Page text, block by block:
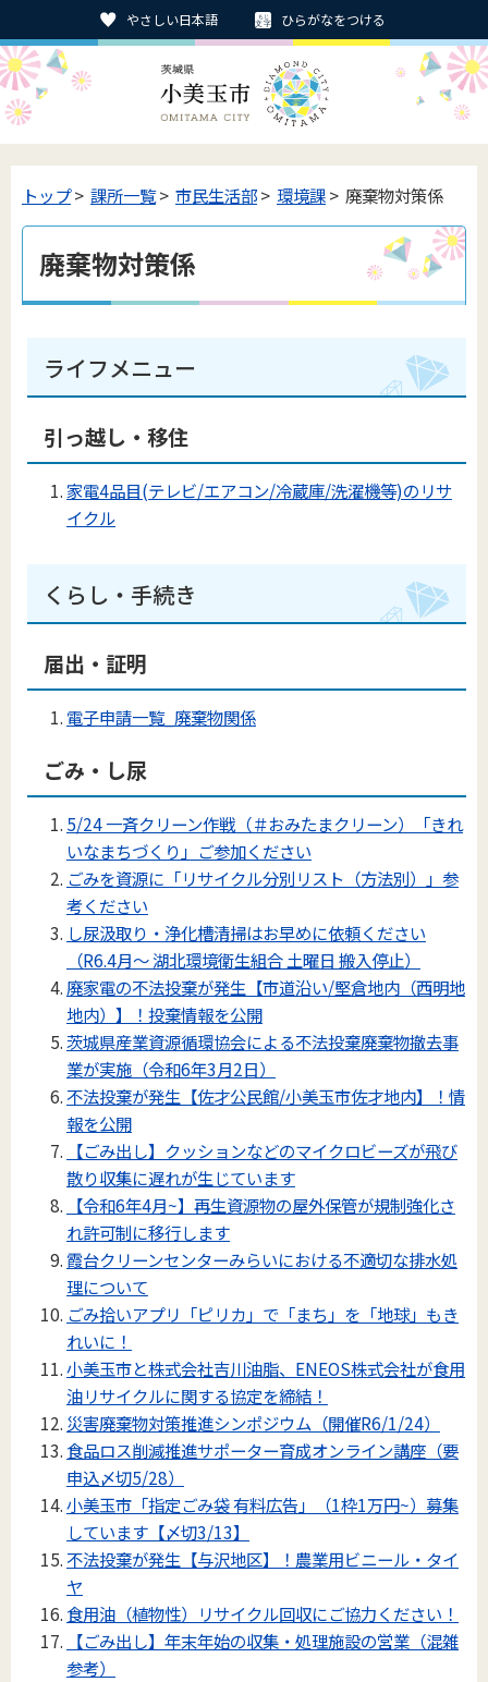
やさしい日本語 ひらがなをつける
トップ> 課所一覧> 市民生活部> 環境課> 廃棄物対策係
廃棄物対策係
ライフメニュー
引っ越し・移住
家電4品目(テレビ/エアコン/冷蔵庫/洗濯機等)のリサ
イクル
くらし・手続き
届出・証明
電子申請一覧_廃棄物関係
ごみ・し尿
5/24 一斉クリーン作戦（＃おみたまクリーン）「きれ
いなまちづくり」ご参加ください
ごみを資源に「リサイクル分別リスト（方法別）」参
考ください
し尿汲取り・浄化槽清掃はお早めに依頼ください
（R6.4月～ 湖北環境衛生組合 土曜日 搬入停止）
廃家電の不法投棄が発生【市道沿い/堅倉地内（西明地
地内）】！投棄情報を公開
茨城県産業資源循環協会による不法投棄廃棄物撤去事
業が実施（令和6年3月2日）
不法投棄が発生【佐才公民館/小美玉市佐才地内】！情
報を公開
【ごみ出し】クッションなどのマイクロビーズが飛び
散り収集に遅れが生じています
【令和6年4月~】再生資源物の屋外保管が規制強化さ
れ許可制に移行します
霞台クリーンセンターみらいにおける不適切な排水処
理について
ごみ拾いアプリ「ピリカ」で「まち」を「地球」もき
れいに！
小美玉市と株式会社吉川油脂、ENEOS株式会社が食用
油リサイクルに関する協定を締結！
災害廃棄物対策推進シンポジウム（開催R6/1/24）
食品ロス削減推進サポーター育成オンライン講座（要
申込〆切5/28）
小美玉市「指定ごみ袋 有料広告」（1枠1万円~）募集
しています【〆切3/13】
不法投棄が発生【与沢地区】！農業用ビニール・タイ
ヤ
食用油（植物性）リサイクル回収にご協力ください！
【ごみ出し】年末年始の収集・処理施設の営業（混雑
参考）